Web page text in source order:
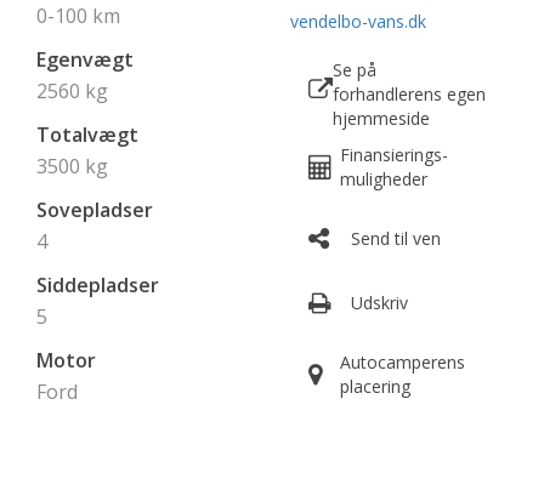
0-100 km
Egenvægt
2560 kg
Totalvægt
3500 kg
Sovepladser
4
Siddepladser
5
Motor
Ford
vendelbo-vans.dk
Se på
forhandlerens egen
hjemmeside
Finansierings-
muligheder
Send til ven
Udskriv
Autocamperens
placering